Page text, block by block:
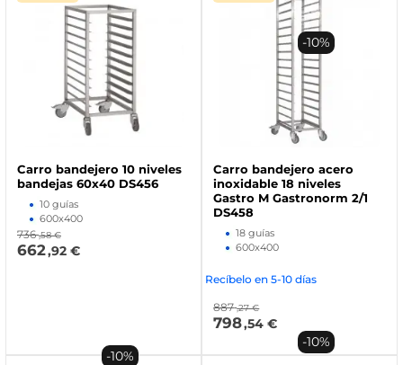
Carro bandejero 10 niveles
bandejas 60x40 DS456
10 guías
600x400
736 ,58 €
662,92 €
Carro bandejero acero
inoxidable 18 niveles
Gastro M Gastronorm 2/1
DS458
18 guías
600x400
Recíbelo en 5-10 días
887 ,27 €
798,54 €
-10%
-10%
-10%